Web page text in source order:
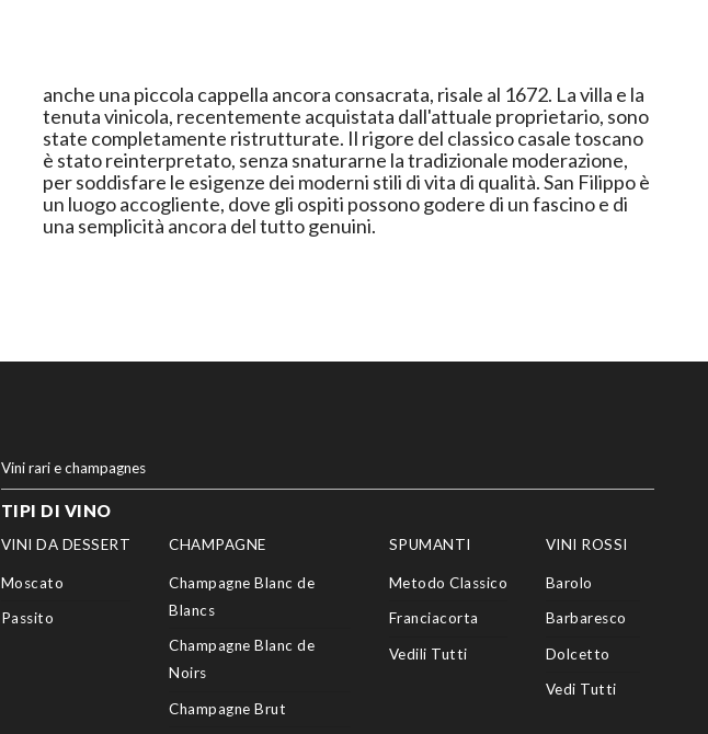
anche una piccola cappella ancora consacrata, risale al 1672. La villa e la
tenuta vinicola, recentemente acquistata dall'attuale proprietario, sono
state completamente ristrutturate. Il rigore del classico casale toscano
è stato reinterpretato, senza snaturarne la tradizionale moderazione,
per soddisfare le esigenze dei moderni stili di vita di qualità. San Filippo è
un luogo accogliente, dove gli ospiti possono godere di un fascino e di
una semplicità ancora del tutto genuini.
Vini rari e champagnes
TIPI DI VINO
VINI DA DESSERT
Moscato
Passito
CHAMPAGNE
Champagne Blanc de
Blancs
Champagne Blanc de
Noirs
Champagne Brut
SPUMANTI
Metodo Classico
Franciacorta
Vedili Tutti
VINI ROSSI
Barolo
Barbaresco
Dolcetto
Vedi Tutti